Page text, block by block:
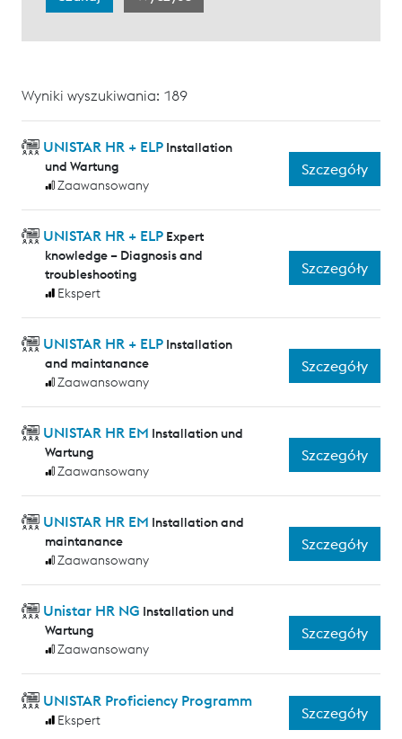
Wyniki wyszukiwania: 189
UNISTAR HR + ELP Installation
und Wartung
Zaawansowany
Szczegóły
UNISTAR HR + ELP Expert
knowledge – Diagnosis and
troubleshooting
Ekspert
Szczegóły
UNISTAR HR + ELP Installation
and maintanance
Zaawansowany
Szczegóły
UNISTAR HR EM Installation und
Wartung
Zaawansowany
Szczegóły
UNISTAR HR EM Installation and
maintanance
Zaawansowany
Szczegóły
Unistar HR NG Installation und
Wartung
Zaawansowany
Szczegóły
UNISTAR Proficiency Programm
Ekspert Szczegóły